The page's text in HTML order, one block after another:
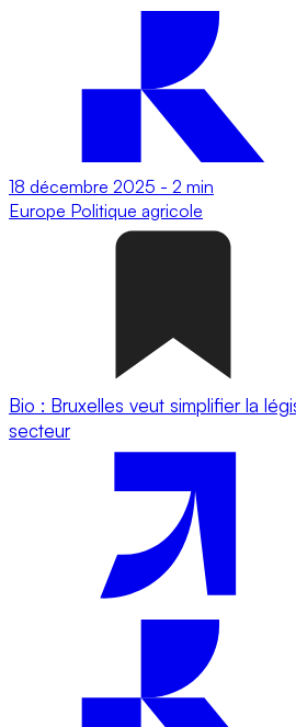
18 décembre 2025 - 2 min
Europe Politique agricole
Bio : Bruxelles veut simplifier la
secteur